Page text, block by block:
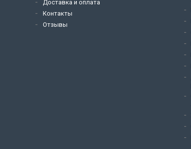
Доставка и оплата
Контакты
Отзывы